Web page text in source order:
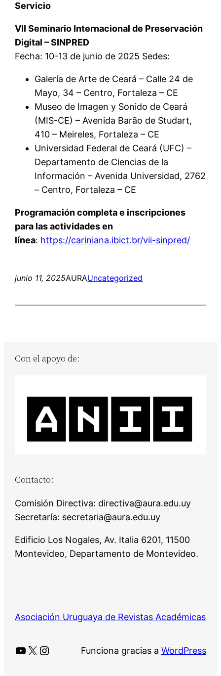
Servicio
VII Seminario Internacional de Preservación
Digital – SINPRED
Fecha: 10-13 de junio de 2025 Sedes:
Galería de Arte de Ceará – Calle 24 de
Mayo, 34 – Centro, Fortaleza – CE
Museo de Imagen y Sonido de Ceará
(MIS-CE) – Avenida Barão de Studart,
410 – Meireles, Fortaleza – CE
Universidad Federal de Ceará (UFC) –
Departamento de Ciencias de la
Información – Avenida Universidad, 2762
– Centro, Fortaleza – CE
Programación completa e inscripciones
para las actividades en
línea: https://cariniana.ibict.br/vii-sinpred/
junio 11, 2025AURAUncategorized
Con el apoyo de:
Contacto:
Comisión Directiva: directiva@aura.edu.uy
Secretaría: secretaria@aura.edu.uy
Edificio Los Nogales, Av. Italia 6201, 11500
Montevideo, Departamento de Montevideo.
Asociación Uruguaya de Revistas Académicas
YouTube
X InstagramFunciona gracias a WordPress